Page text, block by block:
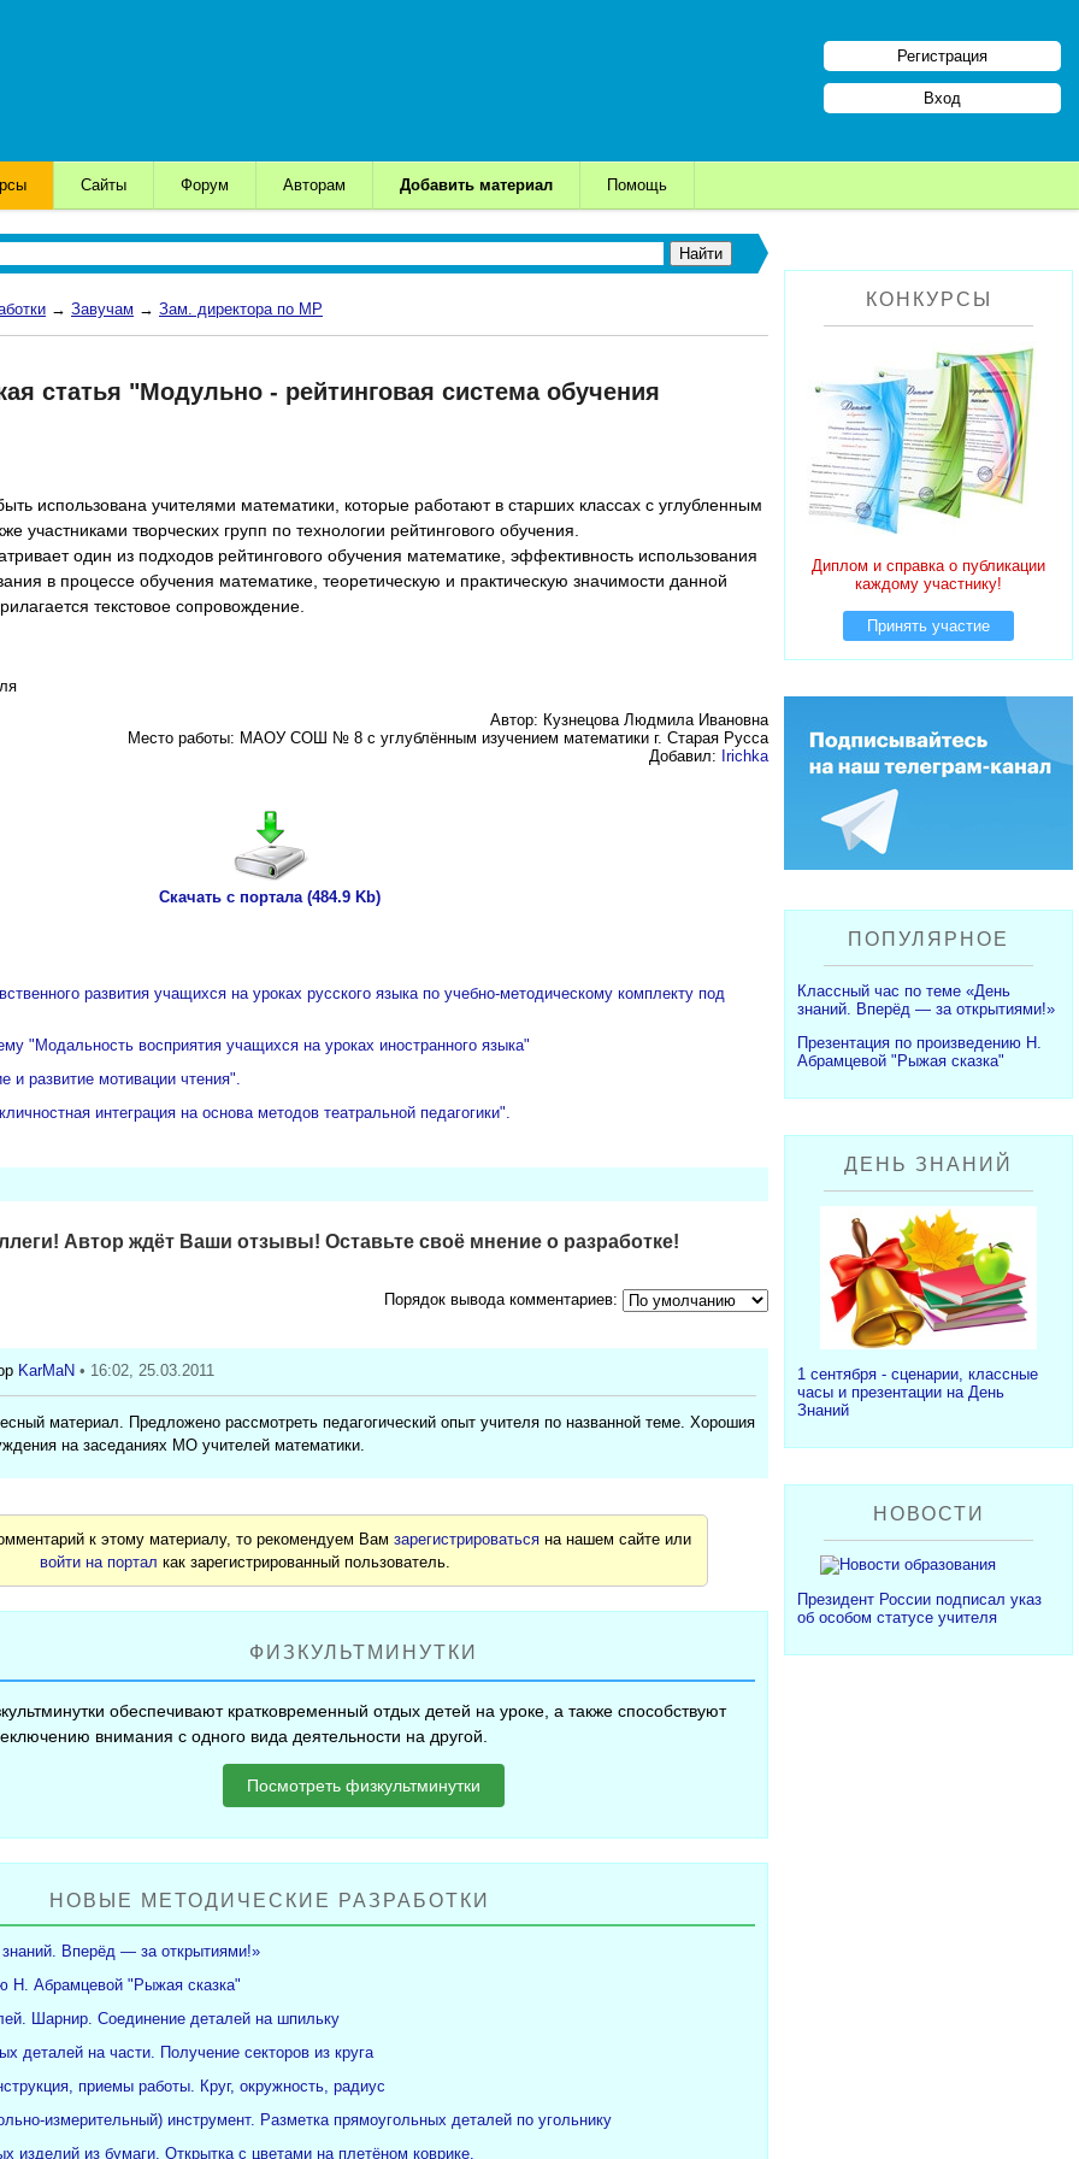
Регистрация
Вход
Сайты Форум Авторам Добавить материал Помощь
→ Завучам → Зам. директора по МР
статья "Модульно - рейтинговая система обучения
использована учителями математики, которые работают в старших классах с углубленным
участниками творческих групп по технологии рейтингового обучения.
один из подходов рейтингового обучения математике, эффективность использования
в процессе обучения математике, теоретическую и практическую значимости данной
текстовое сопровождение.
Автор: Кузнецова Людмила Ивановна
Место работы: МАОУ СОШ № 8 с углублённым изучением математики г. Старая Русса
Добавил: Irichka
Скачать с портала (484.9 Kb)
развития учащихся на уроках русского языка по учебно-методическому комплекту под
"Модальность восприятия учащихся на уроках иностранного языка"
и развитие мотивации чтения".
интеграция на основа методов театральной педагогики".
Автор ждёт Ваши отзывы! Оставьте своё мнение о разработке!
Порядок вывода комментариев:
KarMaN • 16:02, 25.03.2011
материал. Предложено рассмотреть педагогический опыт учителя по названной теме. Хорошия
на заседаниях МО учителей математики.
к этому материалу, то рекомендуем Вамзарегистрироваться на нашем сайте или
войти на портал как зарегистрированный пользователь.
ФИЗКУЛЬТМИНУТКИ
обеспечивают кратковременный отдых детей на уроке, а также способствуют
внимания с одного вида деятельности на другой.
Посмотреть физкультминутки
НОВЫЕ МЕТОДИЧЕСКИЕ РАЗРАБОТКИ
Вперёд — за открытиями!»
Н. Абрамцевой "Рыжая сказка"
Шарнир. Соединение деталей на шпильку
деталей на части. Получение секторов из круга
приемы работы. Круг, окружность, радиус
измерительный) инструмент. Разметка прямоугольных деталей по угольнику
изделий из бумаги. Открытка с цветами на плетёном коврике.
КОНКУРСЫ
Диплом и справка о публикации
каждому участнику!
Принять участие
ПОПУЛЯРНОЕ
Классный час по теме «День
знаний. Вперёд — за открытиями!»
Презентация по произведению Н.
Абрамцевой "Рыжая сказка"
ДЕНЬ ЗНАНИЙ
1 сентября - сценарии, классные
часы и презентации на День
Знаний
НОВОСТИ
Президент России подписал указ
об особом статусе учителя